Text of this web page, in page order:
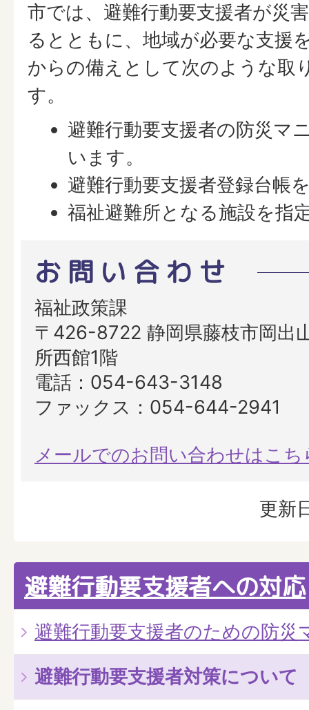
市では、避難行動要支援者が災
るとともに、地域が必要な支援
からの備えとして次のような取
す。
避難行動要支援者の防災マ
います。
避難行動要支援者登録台帳
福祉避難所となる施設を指
お問い合わせ
福祉政策課
〒426-8722 静岡県藤枝市岡出
所西館1階
電話：054-643-3148
ファックス：054-644-2941
メールでのお問い合わせはこち
更新
避難行動要支援者への対応
避難行動要支援者のための防災
避難行動要支援者対策について